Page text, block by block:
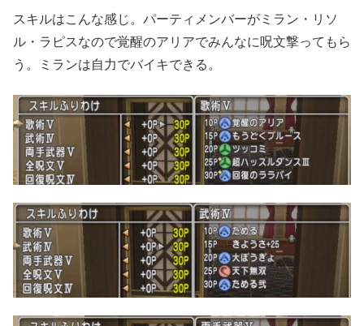
スキルはこんな感じ。パーティメンバーがミラン・リソ
ル・ラピスなので覚醒のアリアでみんなに呪文撃ってもら
う。ミランは自力でバイキできる。